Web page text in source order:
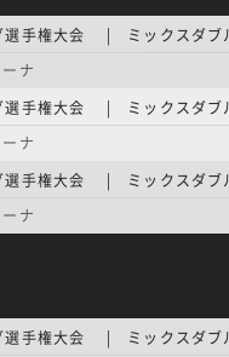
ナ
ナ
ナ